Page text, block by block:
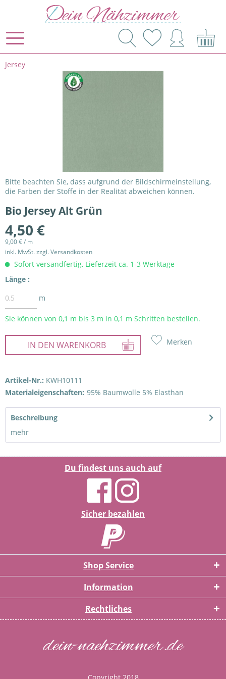
Jersey
Bitte beachten Sie, dass aufgrund der Bildschirmeinstellung,
die Farben der Stoffe in der Realität abweichen können.
Bio Jersey Alt Grün
4,50 €
9,00 € / m
inkl. MwSt.zzgl. Versandkosten
Sofort versandfertig, Lieferzeit ca. 1-3 Werktage
Länge :
m
Sie können von 0,1 m bis 3 m in 0,1 m Schritten bestellen.
IN DEN WARENKORB Merken
Artikel-Nr.: KWH10111
Materialeigenschaften: 95% Baumwolle 5% Elasthan
Beschreibung
mehr
Du findest uns auch auf
Sicher bezahlen
Shop Service
Information
Rechtliches
dein-naehzimmer.de